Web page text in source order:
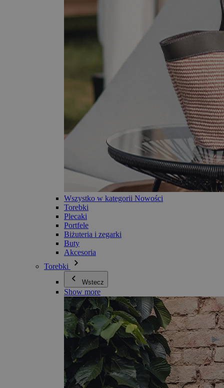
Wszystko w kategorii Nowości
Torebki
Plecaki
Portfele
Biżuteria i zegarki
Buty
Akcesoria
Torebki
Wstecz
Show more